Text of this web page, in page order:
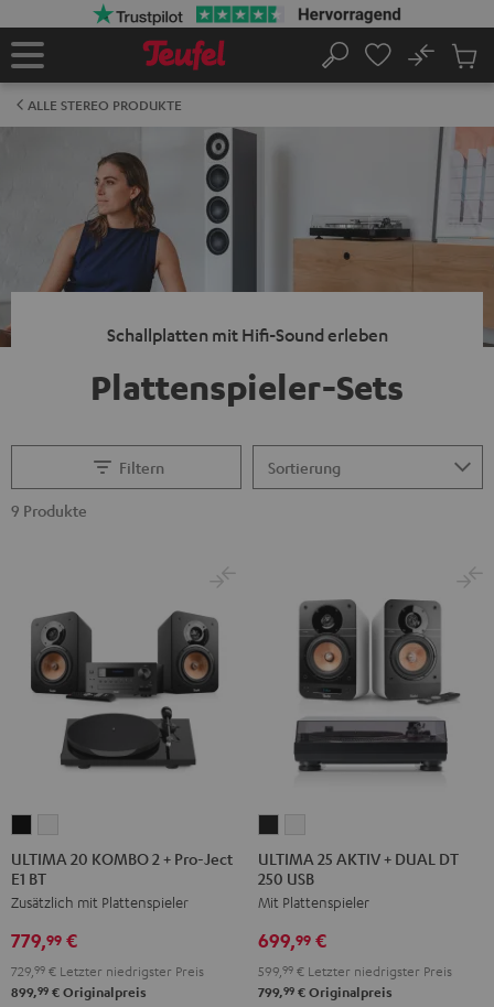
Startseite
Suche
No
ALLE STEREO PRODUKTE
Schallplatten mit Hifi-Sound erleben
Plattenspieler-Sets
Filtern
9 Produkte
20
KOMBO
2
+
Ject
20
2
+
Ject
ULTIMA 20 KOMBO 2 + Pro-Ject
E1 BT
Zusätzlich mit Plattenspieler
779,99 €
729, 99 € Letzter niedrigster Preis
899,99 € Originalpreis
25
AKTIV
+
DUAL
250
25
AKTIV
+
DUAL
250
ULTIMA 25 AKTIV + DUAL DT
250 USB
Mit Plattenspieler
699,99 €
599, 99 € Letzter niedrigster Preis
799,99 € Originalpreis